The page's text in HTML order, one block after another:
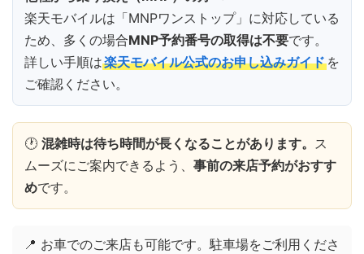
楽天モバイルは「MNPワンストップ」に対応している
ため、多くの場合MNP予約番号の取得は不要です。
詳しい手順は楽天モバイル公式のお申し込みガイド を
ご確認ください。
🕐 混雑時は待ち時間が長くなることがあります。 ス
ムーズにご案内できるよう、 事前の来店予約がおすす
めです。
📍 お車でのご来店も可能です。駐車場をご利用くださ